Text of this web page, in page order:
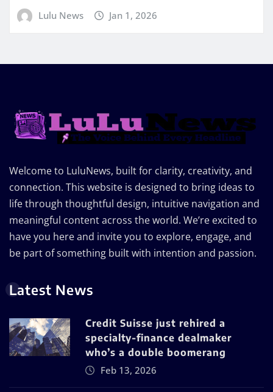
Lulu News Jan 1, 2026
Welcome to LuluNews, built for clarity, creativity, and
connection. This website is designed to bring ideas to
life through thoughtful design, intuitive navigation and
meaningful content across the world. We’re excited to
have you here and invite you to explore, engage, and
be part of something built with intention and passion.
Latest News
Credit Suisse just rehired a
specialty-finance dealmaker
who’s a double boomerang
Feb 13, 2026